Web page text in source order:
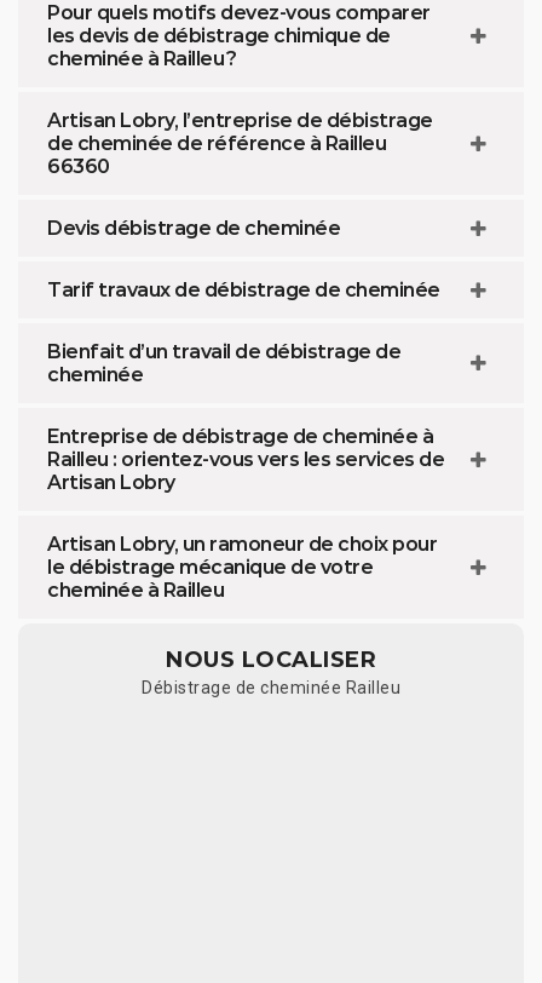
Pour quels motifs devez-vous comparer
les devis de débistrage chimique de
cheminée à Railleu ?
Artisan Lobry, l’entreprise de débistrage
de cheminée de référence à Railleu
66360
Devis débistrage de cheminée
Tarif travaux de débistrage de cheminée
Bienfait d’un travail de débistrage de
cheminée
Entreprise de débistrage de cheminée à
Railleu : orientez-vous vers les services de
Artisan Lobry
Artisan Lobry, un ramoneur de choix pour
le débistrage mécanique de votre
cheminée à Railleu
NOUS LOCALISER
Débistrage de cheminée Railleu